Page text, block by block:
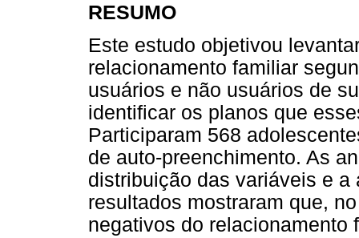
RESUMO
Este estudo objetivou
relacionamento familiar
usuários e não usuários de
identificar os planos que
Participaram 568
de auto-preenchimento. As
distribuição das variáveis e
resultados mostraram que,
negativos do relacionamento